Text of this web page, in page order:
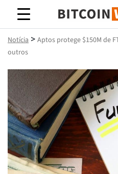
Sabedoria
Notícia > Aptos protege $150M de
outros